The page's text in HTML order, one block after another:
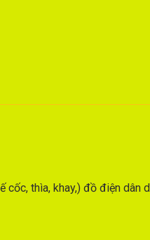
cốc, thìa, khay,) đồ điện dân